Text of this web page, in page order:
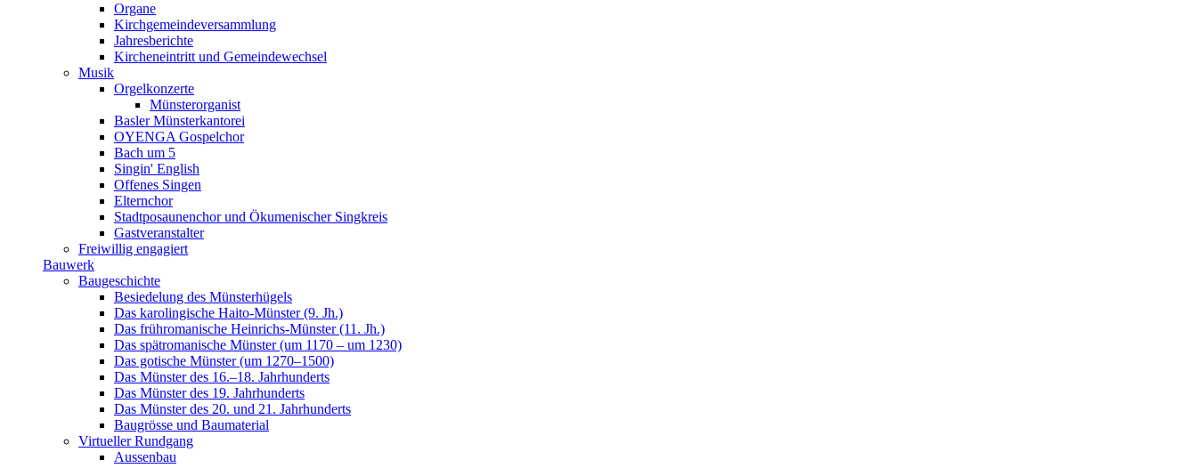
Organe
Kirchgemeindeversammlung
Jahresberichte
Kircheneintritt und Gemeindewechsel
Musik
Orgelkonzerte
Münsterorganist
Basler Münsterkantorei
OYENGA Gospelchor
Bach um 5
Singin' English
Offenes Singen
Elternchor
Stadtposaunenchor und Ökumenischer Singkreis
Gastveranstalter
Freiwillig engagiert
Bauwerk
Baugeschichte
Besiedelung des Münsterhügels
Das karolingische Haito-Münster (9. Jh.)
Das frühromanische Heinrichs-Münster (11. Jh.)
Das spätromanische Münster (um 1170 – um 1230)
Das gotische Münster (um 1270–1500)
Das Münster des 16.–18. Jahrhunderts
Das Münster des 19. Jahrhunderts
Das Münster des 20. und 21. Jahrhunderts
Baugrösse und Baumaterial
Virtueller Rundgang
Aussenbau